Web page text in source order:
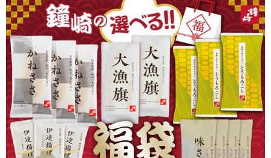
お得な夏ギフト 大漁旗特選詰合せ